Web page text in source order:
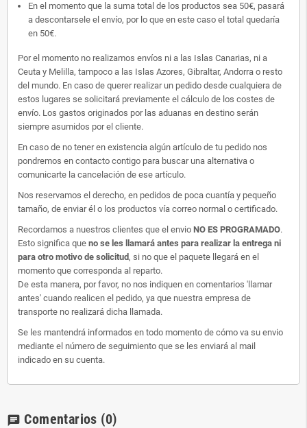
En el momento que la suma total de los productos sea 50€, pasará
a descontarsele el envío, por lo que en este caso el total quedaría
en 50€.
Por el momento no realizamos envíos ni a las Islas Canarias, ni a
Ceuta y Melilla, tampoco a las Islas Azores, Gibraltar, Andorra o resto
del mundo. En caso de querer realizar un pedido desde cualquiera de
estos lugares se solicitará previamente el cálculo de los costes de
envío. Los gastos originados por las aduanas en destino serán
siempre asumidos por el cliente.
En caso de no tener en existencia algún artículo de tu pedido nos
pondremos en contacto contigo para buscar una alternativa o
comunicarte la cancelación de ese artículo.
Nos reservamos el derecho, en pedidos de poca cuantía y pequeño
tamaño, de enviar él o los productos vía correo normal o certificado.
Recordamos a nuestros clientes que el envio NO ES PROGRAMADO.
Esto significa que no se les llamará antes para realizar la entrega ni
para otro motivo de solicitud, si no que el paquete llegará en el
momento que corresponda al reparto.
De esta manera, por favor, no nos indiquen en comentarios 'llamar
antes' cuando realicen el pedido, ya que nuestra empresa de
transporte no realizará dicha llamada.
Se les mantendrá informados en todo momento de cómo va su envio
mediante el número de seguimiento que se les enviará al mail
indicado en su cuenta.
chat Comentarios (0)